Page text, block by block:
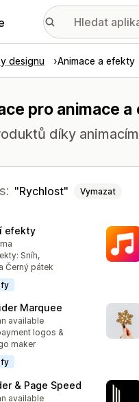
designu Animace a efekty
pro animace
díky
Rychlost Vymazat
efekty
1526
Sníh,
Černý pátek
Marquee
30
available
logos &
maker
& Page Speed
available